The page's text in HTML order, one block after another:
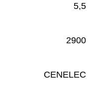
5,5
2900
CENELEC